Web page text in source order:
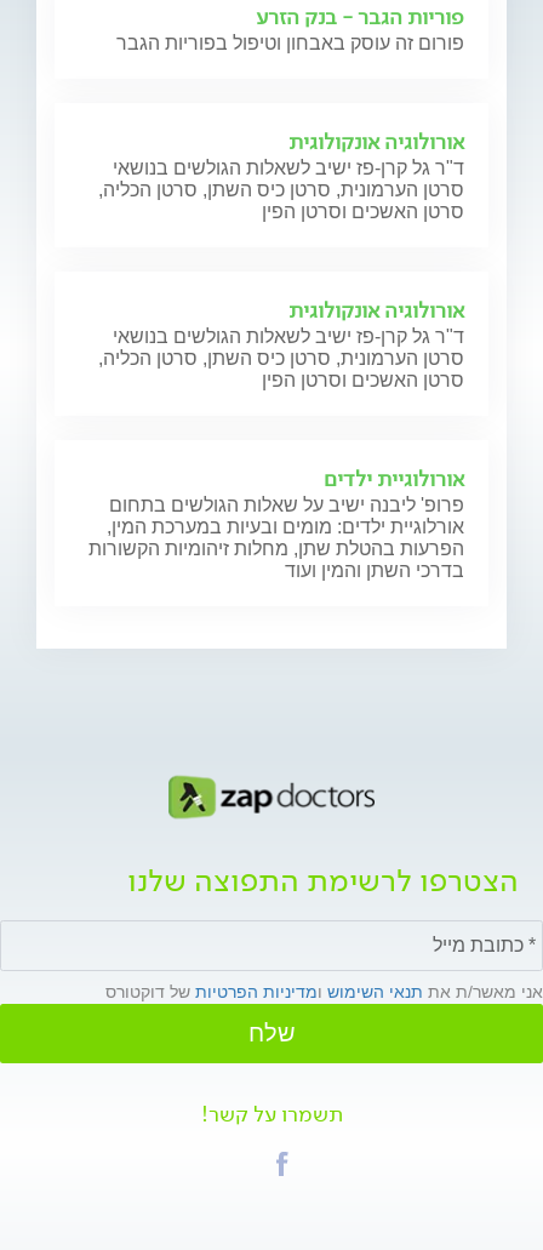
פוריות הגבר - בנק הזרע
פורום זה עוסק באבחון וטיפול בפוריות הגבר
אורולוגיה אונקולוגית
ד"ר גל קרן-פז ישיב לשאלות הגולשים בנושאי
סרטן הערמונית, סרטן כיס השתן, סרטן הכליה,
סרטן האשכים וסרטן הפין
אורולוגיה אונקולוגית
ד"ר גל קרן-פז ישיב לשאלות הגולשים בנושאי
סרטן הערמונית, סרטן כיס השתן, סרטן הכליה,
סרטן האשכים וסרטן הפין
אורולוגיית ילדים
פרופ' ליבנה ישיב על שאלות הגולשים בתחום
אורלוגיית ילדים: מומים ובעיות במערכת המין,
הפרעות בהטלת שתן, מחלות זיהומיות הקשורות
בדרכי השתן והמין ועוד
הצטרפו לרשימת התפוצה שלנו
אני מאשר/ת את תנאי השימוש ומדיניות הפרטיות של דוקטורס
שלח
תשמרו על קשר!